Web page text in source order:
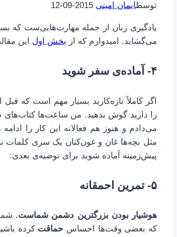
توسطایمان امینی 2015-09-12
یادگیری زبان از جمله مهارت‌هایی‌ست که
می‌گشاید. امیدوارم که از بخش اول این
۴- آماده‌ی سفر شوید
اگر کاملاً تازه‌کارید بسیار مهم است که
را دارید گوش بدهید. من ساعت‌ها کتاب‌های
می‌دادم و هنوز هم فعالانه این کار را
مثل بچه‌ها غان و غون‌کنان یک سری کلمات
پیش‌زمینه آماده شوید برای توصیه‌ی بعدی:
۵- تمرین احمقانه
هوشیار بودن بزرگترین دشمن شماست.
که بعضی وقت‌ها احساس حماقت کرده